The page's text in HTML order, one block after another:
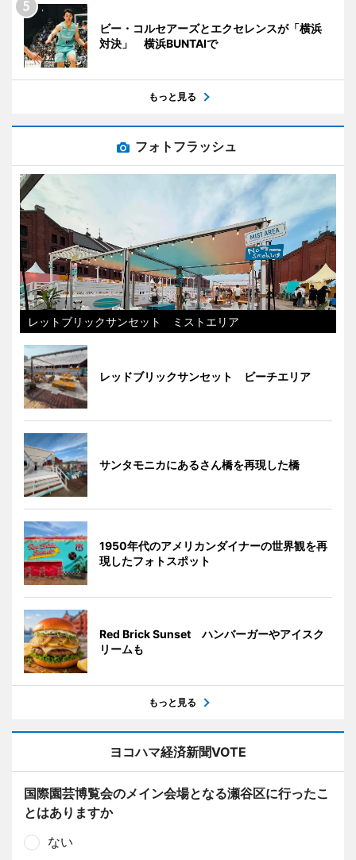
ビー・コルセアーズとエクセレンスが「横浜
対決」 横浜BUNTAIで
もっと見る
フォトフラッシュ
レットブリックサンセット ミストエリア
レッドブリックサンセット ビーチエリア
サンタモニカにあるさん橋を再現した橋
1950年代のアメリカンダイナーの世界観を再
現したフォトスポット
Red Brick Sunset ハンバーガーやアイスク
リームも
もっと見る
ヨコハマ経済新聞VOTE
国際園芸博覧会のメイン会場となる瀬谷区に行ったこ
とはありますか
ない